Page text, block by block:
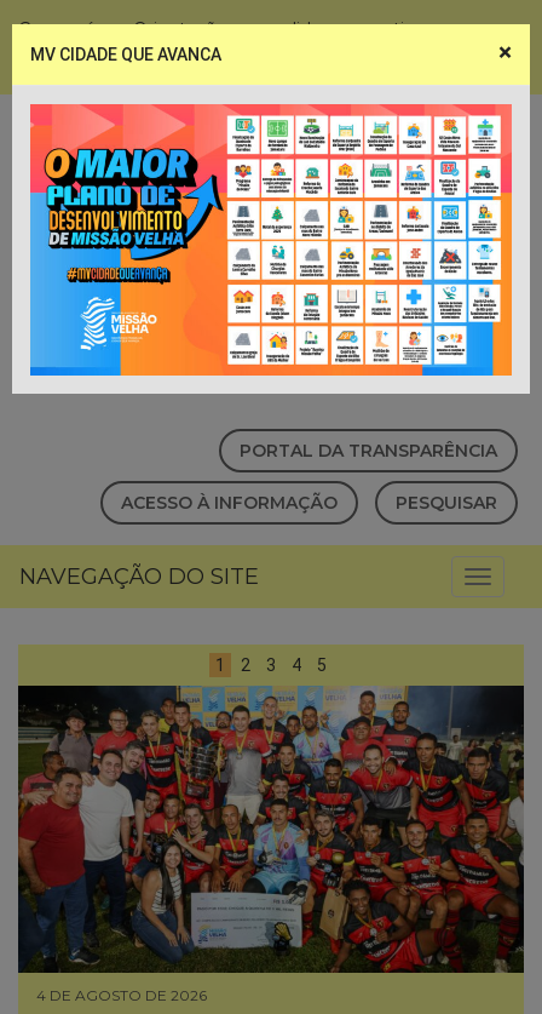
Coronavírus - Orientações e medidas preventivas
PORTAL DA TRANSPARÊNCIA
ACESSO À INFORMAÇÃO PESQUISAR
NAVEGAÇÃO DO SITE
1 2 3 4 5
4 DE AGOSTO DE 2026
×
MV CIDADE QUE AVANCA